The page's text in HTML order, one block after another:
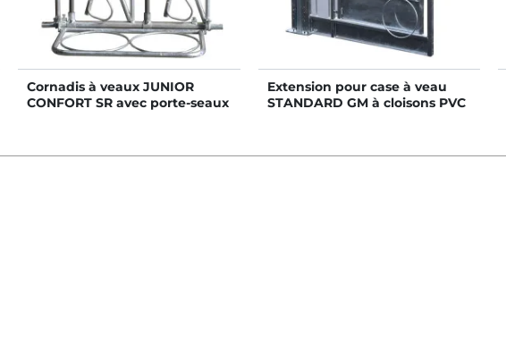
Cornadis à veaux JUNIOR
CONFORT SR avec porte-seaux
Extension pour case à veau
STANDARD GM à cloisons PVC